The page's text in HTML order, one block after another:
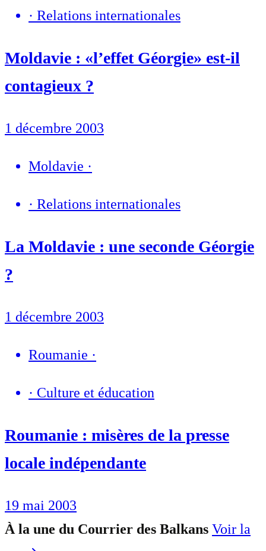
· Relations internationales
Moldavie : «l’effet Géorgie» est-il
contagieux ?
1 décembre 2003
Moldavie ·
· Relations internationales
La Moldavie : une seconde Géorgie
?
1 décembre 2003
Roumanie ·
· Culture et éducation
Roumanie : misères de la presse
locale indépendante
19 mai 2003
À la une du Courrier des Balkans Voir la